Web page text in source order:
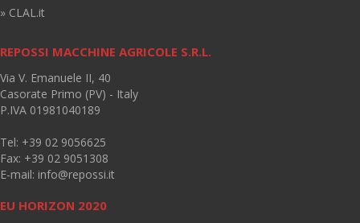
» CLAL.it
REPOSSI MACCHINE AGRICOLE S.R.L.
Via V. Emanuele II, 40
Casorate Primo (PV) - Italy
P.IVA 01981040189
Tel: +39 02 9056625
Fax: +39 02 9051308
E-mail: info@repossi.it
EU HORIZON 2020